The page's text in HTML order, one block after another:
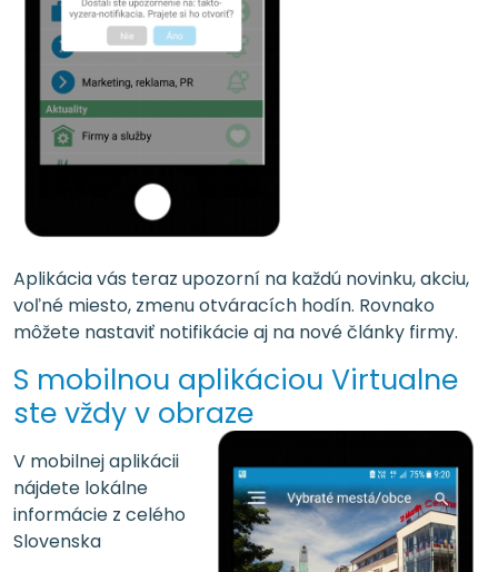
Aplikácia vás teraz upozorní na každú novinku, akciu,
voľné miesto, zmenu otváracích hodín. Rovnako
môžete nastaviť notifikácie aj na nové články firmy.
S mobilnou aplikáciou Virtualne
ste vždy v obraze
V mobilnej aplikácii
nájdete lokálne
informácie z celého
Slovenska